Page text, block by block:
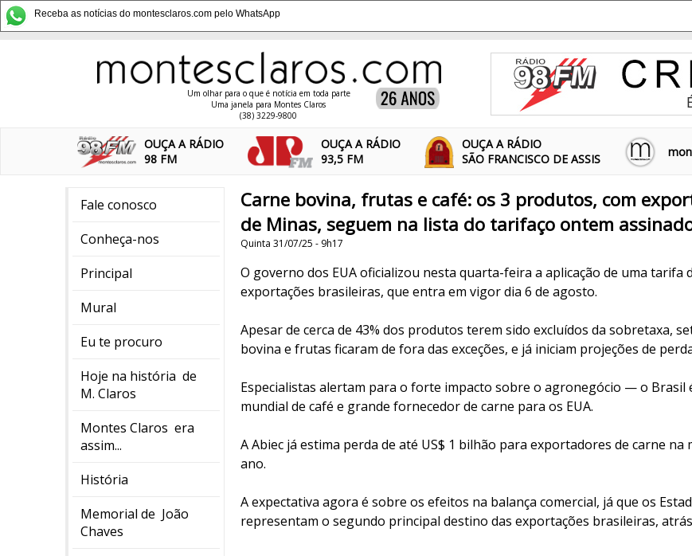
Receba as notícias do montesclaros.com pelo WhatsApp
Um olhar para o que é notícia em toda parte
Uma janela para Montes Claros
(38) 3229-9800
OUÇA A RÁDIO
98 FM
OUÇA A RÁDIO
93,5 FM
OUÇA A RÁDIO
SÃO FRANCISCO DE ASSIS
Fale conosco
Conheça-nos
Principal
Mural
Eu te procuro
Hoje na história de
M. Claros
Montes Claros era
assim...
História
Memorial de João
Chaves
Carne bovina, frutas e café: os 3 produtos, com
de Minas, seguem na lista do tarifaço ontem
Quinta 31/07/25 - 9h17
O governo dos EUA oficializou nesta quarta-feira a aplicação de uma tarifa
exportações brasileiras, que entra em vigor dia 6 de agosto.
Apesar de cerca de 43% dos produtos terem sido excluídos da sobretaxa,
bovina e frutas ficaram de fora das exceções, e já iniciam projeções de
Especialistas alertam para o forte impacto sobre o agronegócio — o Brasil
mundial de café e grande fornecedor de carne para os EUA.
A Abiec já estima perda de até US$ 1 bilhão para exportadores de carne na
ano.
A expectativa agora é sobre os efeitos na balança comercial, já que os
representam o segundo principal destino das exportações brasileiras,